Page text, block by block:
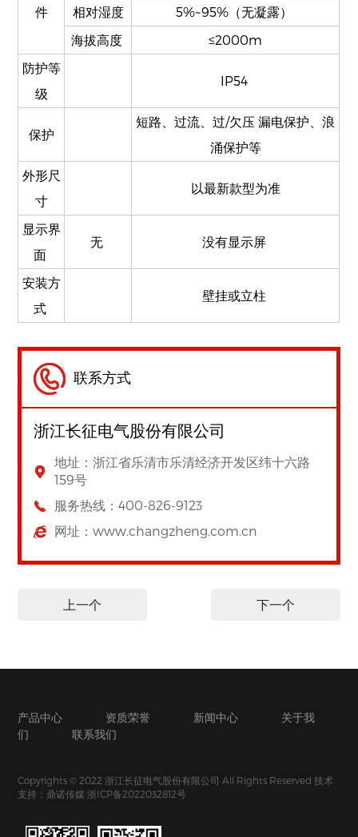
件
相对湿度
5%~95%（无凝露）
海拔高度
≤2000m
防护等
级
IP54
保护
短路、过流、过/欠压 漏电保护、浪
涌保护等​
外形尺
寸
以最新款型为准​
显示界
面
无 没有显示屏
安装方
式
壁挂或立柱
联系方式
浙江长征电气股份有限公司
地址：浙江省乐清市乐清经济开发区纬十六路
159号
服务热线：400-826-9123
网址：www.changzheng.com.cn
上一个 下一个
产品中心 资质荣誉 新闻中心
关于我
们
联系我们
Copyrights © 2022 浙江长征电气股份有限公司 All Rights Reserved技术
支持：鼎诺传媒 浙ICP备2022032812号